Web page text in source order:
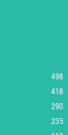
498
418
290
235